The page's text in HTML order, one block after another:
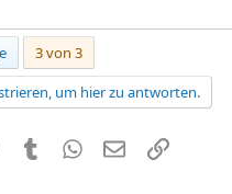
3 von 3
um hier zu antworten.
PinterestTumblr WhatsApp
E-MailLink